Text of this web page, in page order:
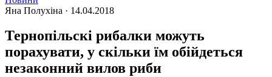
Яна Полухіна · 14.04.2018
Тернопільскі рибалки можуть
порахувати, у скільки їм обійдеться
незаконний вилов риби